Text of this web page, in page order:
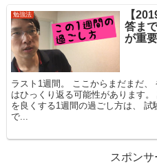
勉強法
【
答ま
が重
ラスト1週間。 ここからまだまだ
はひっくり返る可能性があります
を良くする1週間の過ごし方は、
で...
スポンサ